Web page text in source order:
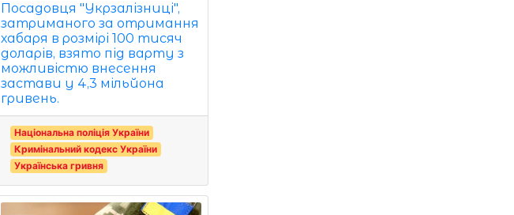
Посадовця "Укрзалізниці",
затриманого за отримання
хабаря в розмірі 100 тисяч
доларів, взято під варту з
можливістю внесення
застави у 4,3 мільйона
гривень.
Національна поліція України
Кримінальний кодекс України
Українська гривня